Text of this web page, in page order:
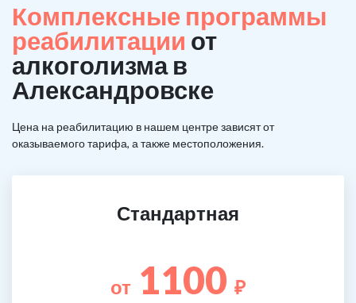
Комплексные программы
реабилитации от
алкоголизма в
Александровске
Цена на реабилитацию в нашем центре зависят от
оказываемого тарифа, а также местоположения.
Стандартная
от 1100 ₽